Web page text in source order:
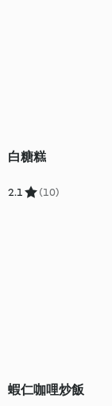
白糖糕
2.1 (10)
蝦仁咖哩炒飯